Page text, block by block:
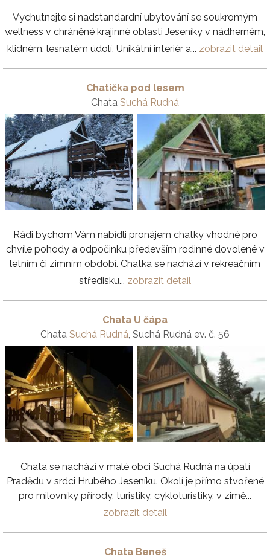
Vychutnejte si nadstandardní ubytování se soukromým
wellness v chráněné krajinné oblasti Jeseníky v nádherném,
klidném, lesnatém údolí. Unikátní interiér a... zobrazit detail
Chatička pod lesem
Chata Suchá Rudná
Rádi bychom Vám nabídli pronájem chatky vhodné pro
chvíle pohody a odpočinku především rodinné dovolené v
letním či zimním období. Chatka se nachází v rekreačním
středisku... zobrazit detail
Chata U čápa
Chata Suchá Rudná, Suchá Rudná ev. č. 56
Chata se nachází v malé obci Suchá Rudná na úpatí
Pradědu v srdci Hrubého Jeseníku. Okolí je přímo stvořené
pro milovníky přírody, turistiky, cykloturistiky, v zimě...
zobrazit detail
Chata Beneš